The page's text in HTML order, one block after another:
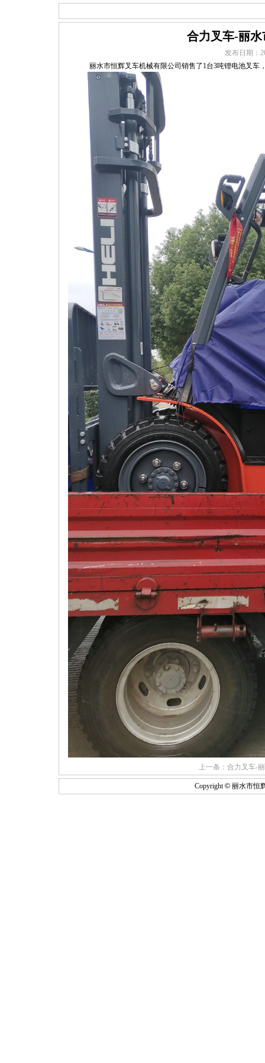
合力叉车-丽
发布日期：
丽水市恒辉叉车机械有限公司销售了1台3吨锂电池叉车，
上一条：合力叉车-
Copyright © 丽水市恒